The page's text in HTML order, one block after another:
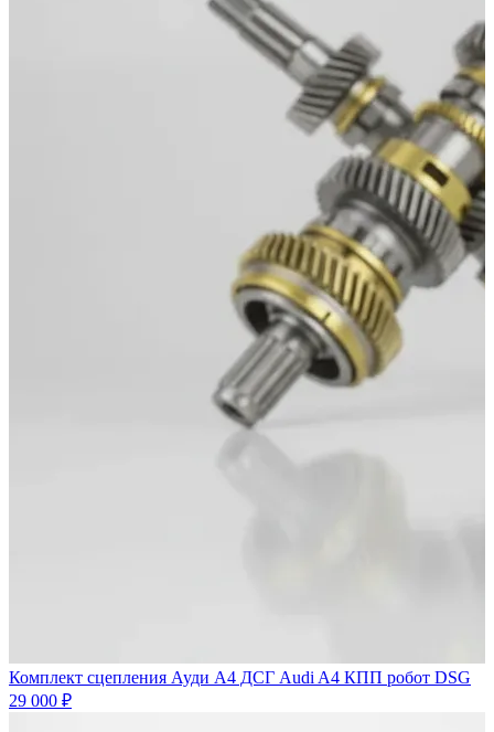
Комплект сцепления Ауди А4 ДСГ Audi A4 КПП робот DSG
29 000 ₽